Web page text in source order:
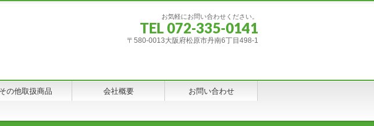
お気軽にお問い合わせください。
TEL 072-335-0141
〒580-0013大阪府松原市丹南6丁目498-1
その他取扱商品 会社概要 お問い合わせ